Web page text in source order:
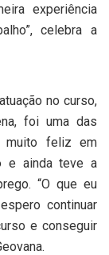
experiência
celebra a
no curso,
foi uma das
muito feliz em
e ainda teve a
“O que eu
continuar
e conseguir